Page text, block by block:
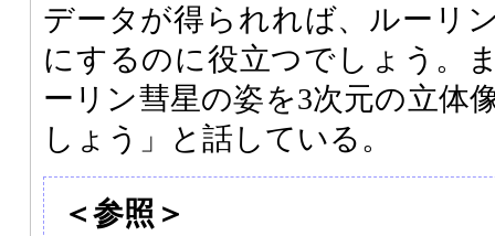
データが得られれば、ルーリ
にするのに役立つでしょう。
ーリン彗星の姿を3次元の立体
しょう」と話している。
＜参照＞